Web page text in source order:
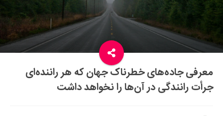
غذا
رستوران گردی
آشپزی
سفر و گردشگری
ایران گردی
جهان گردی
معرفی جاده‌های خطرناک جهان که هر راننده‌ای
جرأت رانندگی در آن‌ها را نخواهد داشت